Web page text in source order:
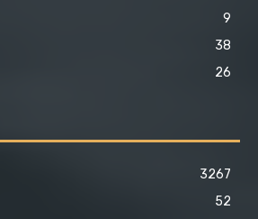
9
38
26
3267
52